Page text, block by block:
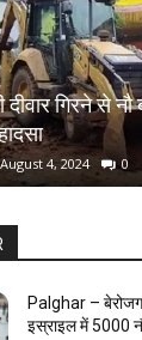
गिरने से नौ
August 4, 2024 0
Palghar –
इस्राइल में 5000